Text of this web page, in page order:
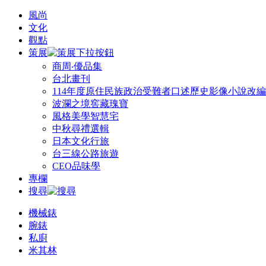
風尚
文化
觀點
策展
商周‧優品集
台北畫刊
114年度原住民族政治受難者口述歷史影像小說改
波瀾之境窖藏瑰寶
風格美學智慧宅
中秋尋禮選輯
日本文化行旅
台三線公路旅遊
CEO品味學
專欄
搜尋
機械錶
腕錶
私廚
米其林